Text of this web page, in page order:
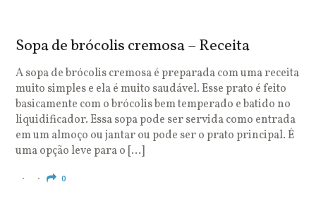
Sopa de brócolis cremosa – Receita
A sopa de brócolis cremosa é preparada com uma receita
muito simples e ela é muito saudável. Esse prato é feito
basicamente com o brócolis bem temperado e batido no
liquidificador. Essa sopa pode ser servida como entrada
em um almoço ou jantar ou pode ser o prato principal. É
uma opção leve para o […]
0